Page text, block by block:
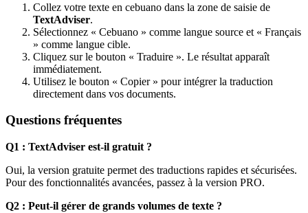
Collez votre texte en cebuano dans la zone de saisie de
TextAdviser.
Sélectionnez « Cebuano » comme langue source et « Français
» comme langue cible.
Cliquez sur le bouton « Traduire ». Le résultat apparaît
immédiatement.
Utilisez le bouton « Copier » pour intégrer la traduction
directement dans vos documents.
Questions fréquentes
Q1 : TextAdviser est-il gratuit ?
Oui, la version gratuite permet des traductions rapides et sécurisées.
Pour des fonctionnalités avancées, passez à la version PRO.
Q2 : Peut-il gérer de grands volumes de texte ?